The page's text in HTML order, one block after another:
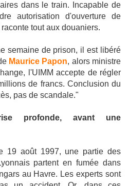
dans le train. Incapable de
autorisation d'ouverture de
tout aux douaniers.
semaine de prison, il est libéré
Maurice Papon, alors ministre
l'UIMM accepte de régler
de francs. Conclusion du
pas de scandale."
profonde, avant une
19 août 1997, une partie des
partent en fumée dans
au Havre. Les experts sont